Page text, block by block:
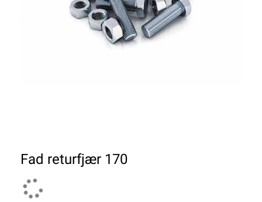
Fad returfjær 170